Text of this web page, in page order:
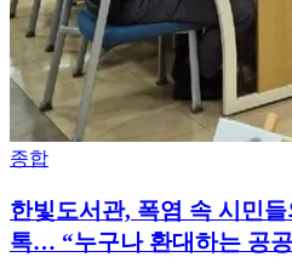
종합
한빛도서관, 폭염 속 시민
톡… “누구나 환대하는 공